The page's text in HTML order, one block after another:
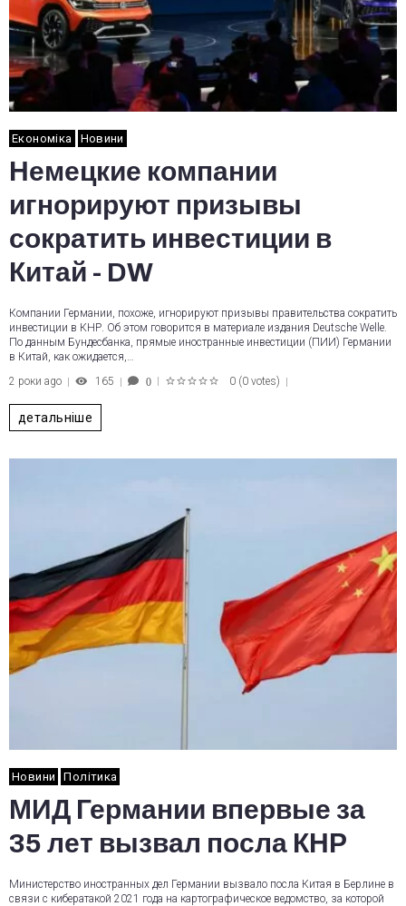
Економіка Новини
Немецкие компании
игнорируют призывы
сократить инвестиции в
Китай - DW
Компании Германии, похоже, игнорируют призывы правительства сократить
инвестиции в КНР. Об этом говорится в материале издания Deutsche Welle.
По данным Бундесбанка, прямые иностранные инвестиции (ПИИ) Германии
в Китай, как ожидается,…
2 роки ago
165 0 0 (0 votes)
детальніше
Новини Політика
МИД Германии впервые за
35 лет вызвал посла КНР
Министерство иностранных дел Германии вызвало посла Китая в Берлине в
связи с кибератакой 2021 года на картографическое ведомство, за которой